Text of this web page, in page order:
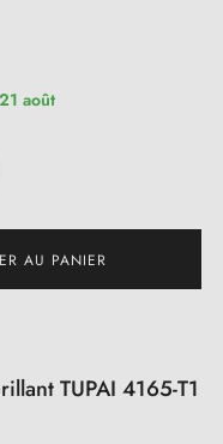
août
AU PANIER
TUPAI 4165-T1